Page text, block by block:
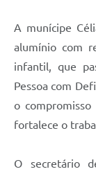
A munícipe
alumínio com
infantil, que
Pessoa com
o compromisso
fortalece o
O secretário